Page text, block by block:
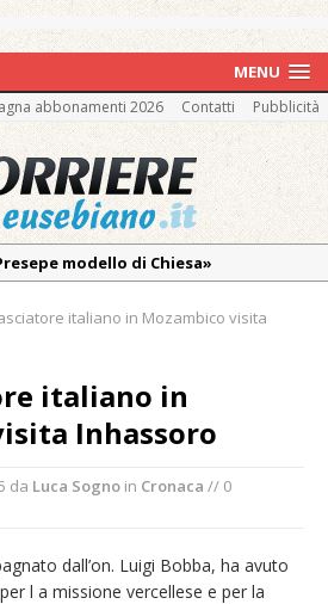
MENU
abbonamenti 2026 Contatti Pubblicità
modello di Chiesa»
convegno, messa e
davanti all’ospedale curato da
autistici in cura all’Asl di
e incendi, il maltempo estremo:
di venerdì
sagre anche per i mezzi storici della
italiano in Mozambico visita
italiano in
Inhassoro
da Luca Sogno in Cronaca // 0
dall’on. Luigi Bobba, ha avuto
l a missione vercellese e per la